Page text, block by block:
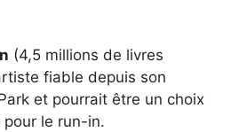
(4,5 millions de livres
fiable depuis son
et pourrait être un choix
le run-in.